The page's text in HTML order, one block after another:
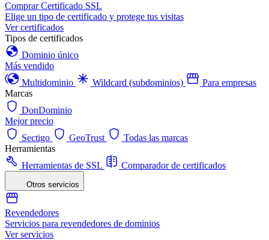
Comprar Certificado SSL
Elige un tipo de certificado y protege tus visitas
Ver certificados
Tipos de certificados
Dominio único
Más vendido
Multidominio
Wildcard (subdominios)
Para empresas
Marcas
DonDominio
Mejor precio
Sectigo
GeoTrust
Todas las marcas
Herramientas
Herramientas de SSL
Comparador de certificados
Otros servicios
Revendedores
Servicios para revendedores de dominios
Ver servicios